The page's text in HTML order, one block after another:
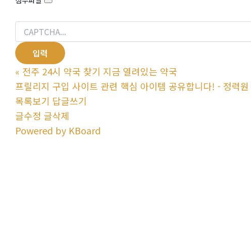
« 전주 24시 약국 찾기 지금 열려있는 약국
프릴리지 구입 사이트 관련 핵심 아이템 공유합니다! - 정력원
목록보기 답글쓰기
글수정 글삭제
Powered by KBoard